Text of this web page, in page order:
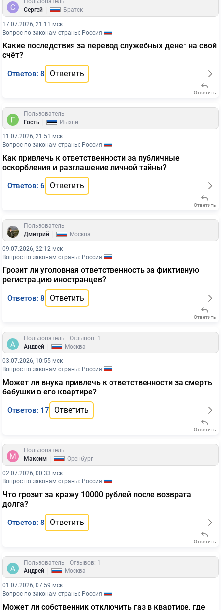
Пользователь
Сергей
Братск
17.07.2026, 21:11 мск
Вопрос по законам страны: Россия
Какие последствия за перевод служебных денег на свой
счёт?
Ответов: 8 Ответить
Ответить
Пользователь
Гость
Йыхви
11.07.2026, 21:51 мск
Вопрос по законам страны: Россия
Как привлечь к ответственности за публичные
оскорбления и разглашение личной тайны?
Ответов: 6 Ответить
Ответить
Пользователь
Дмитрий
Москва
09.07.2026, 22:12 мск
Вопрос по законам страны: Россия
Грозит ли уголовная ответственность за фиктивную
регистрацию иностранцев?
Ответов: 8 Ответить
Ответить
Пользователь
Отзывов: 1
Андрей
Москва
03.07.2026, 10:55 мск
Вопрос по законам страны: Россия
Может ли внука привлечь к ответственности за смерть
бабушки в его квартире?
Ответов: 17 Ответить
Ответить
Пользователь
Максим
Оренбург
02.07.2026, 00:33 мск
Вопрос по законам страны: Россия
Что грозит за кражу 10000 рублей после возврата
долга?
Ответов: 8 Ответить
Ответить
Пользователь
Отзывов: 1
Андрей
Москва
01.07.2026, 07:59 мск
Вопрос по законам страны: Россия
Может ли собственник отключить газ в квартире, где